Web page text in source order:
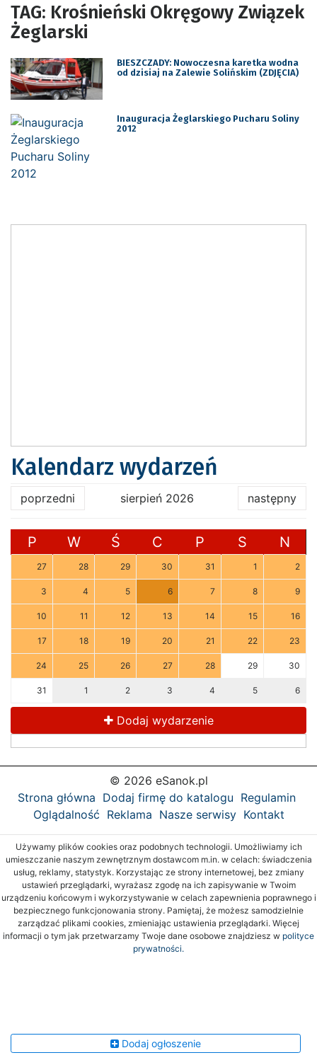
TAG: Krośnieński Okręgowy Związek
Żeglarski
BIESZCZADY: Nowoczesna karetka wodna
od dzisiaj na Zalewie Solińskim (ZDJĘCIA)
Inauguracja Żeglarskiego Pucharu Soliny
2012
Kalendarz wydarzeń
poprzedni sierpień 2026 następny
P W Ś C P S N
27 28 29 30 31 1 2
3 4 5 6 7 8 9
10 11 12 13 14 15 16
17 18 19 20 21 22 23
24 25 26 27 28 29 30
31 1 2 3 4 5 6
Dodaj wydarzenie
© 2026 eSanok.pl
Strona główna Dodaj firmę do katalogu Regulamin
Oglądalność Reklama Nasze serwisy Kontakt
Używamy plików cookies oraz podobnych technologii. Umożliwiamy ich
umieszczanie naszym zewnętrznym dostawcom m.in. w celach: świadczenia
usług, reklamy, statystyk. Korzystając ze strony internetowej, bez zmiany
ustawień przeglądarki, wyrażasz zgodę na ich zapisywanie w Twoim
urządzeniu końcowym i wykorzystywanie w celach zapewnienia poprawnego i
bezpiecznego funkcjonowania strony. Pamiętaj, że możesz samodzielnie
zarządzać plikami cookies, zmieniając ustawienia przeglądarki. Więcej
informacji o tym jak przetwarzamy Twoje dane osobowe znajdziesz w polityce
prywatności.
Dodaj ogłoszenie